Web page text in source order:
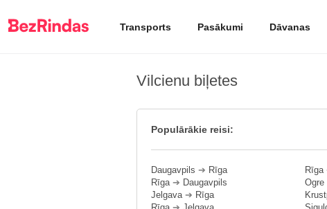
Transports Pasākumi Dāvanas
Vilcienu biļetes
Populārākie reisi:
Daugavpils ➔ Rīga
Rīga➔ Daugavpils
Jelgava➔ Rīga
Rīga
Ogre